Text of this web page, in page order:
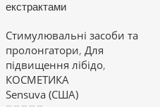
екстрактами
Стимулювальні засоби та
пролонгатори, Для
підвищення лібідо,
КОСМЕТИКА
Sensuva (США)